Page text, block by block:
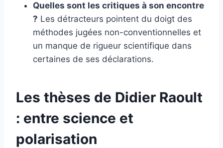
Quelles sont les critiques à son encontre
? Les détracteurs pointent du doigt des
méthodes jugées non-conventionnelles et
un manque de rigueur scientifique dans
certaines de ses déclarations.
Les thèses de Didier Raoult
: entre science et
polarisation